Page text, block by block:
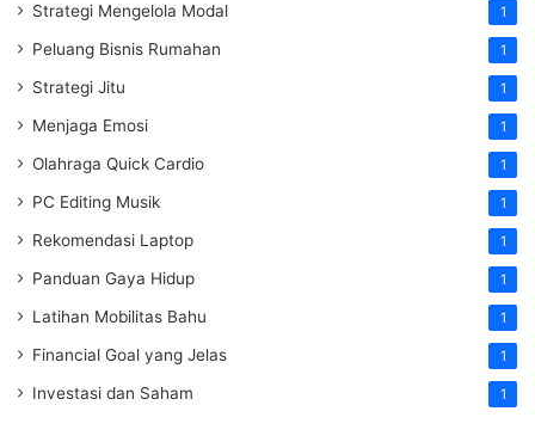
Strategi Mengelola Modal 1
Peluang Bisnis Rumahan 1
Strategi Jitu 1
Menjaga Emosi 1
Olahraga Quick Cardio 1
PC Editing Musik 1
Rekomendasi Laptop 1
Panduan Gaya Hidup 1
Latihan Mobilitas Bahu 1
Financial Goal yang Jelas 1
Investasi dan Saham 1